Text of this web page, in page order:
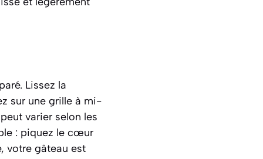
Lissez la
sur une grille à mi-
varier selon les
: piquez le cœur
votre gâteau est